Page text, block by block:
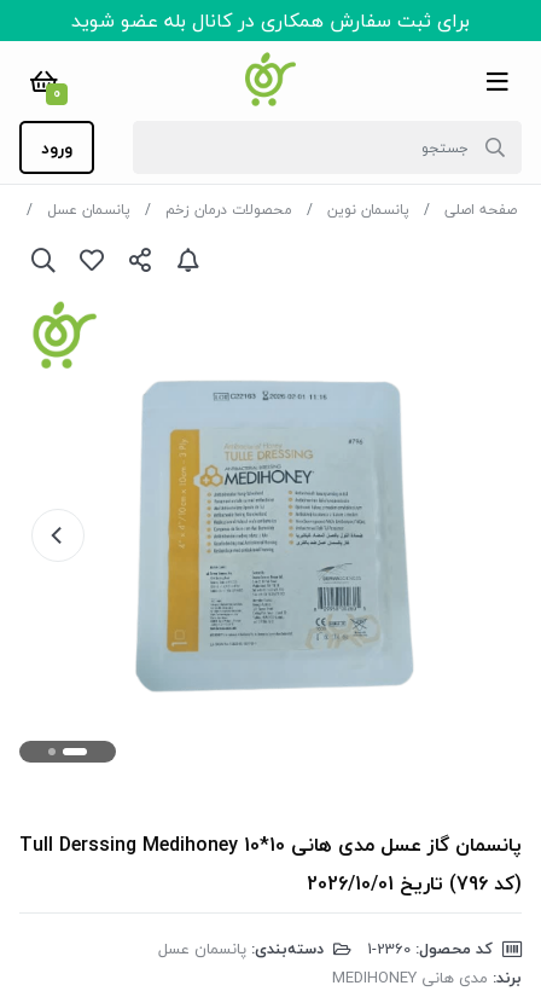
برای ثبت سفارش همکاری در کانال بله عضو شوید
0
ورود
صفحه اصلی پانسمان نوین محصولات درمان زخم پانسمان عسل
پانسمان گاز عسل مدی هانی 10*10 Tull Derssing Medihoney
(کد 796) تاریخ 2026/10/01
کد محصول: دسته‌بندی: پانسمان عسل
برند: مدی هانی MEDIHONEY